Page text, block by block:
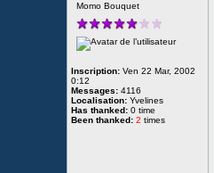
Momo Bouquet
Inscription: Ven 22 Mar, 2002
0:12
Messages: 4116
Localisation: Yvelines
Has thanked: 0 time
Been thanked: 2 times